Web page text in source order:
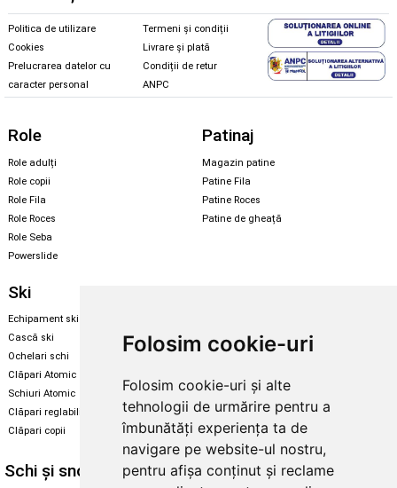
Folosim cookie-uri
Folosim cookie-uri și alte
tehnologii de urmărire pentru a
îmbunătăți experiența ta de
navigare pe website-ul nostru,
pentru afișa conținut și reclame
Politica de utilizare
Cookies
Prelucrarea datelor cu
caracter personal
Termeni și condiții
Livrare și plată
Condiții de retur
ANPC
Role
Role adulți
Role copii
Role Fila
Role Roces
Role Seba
Powerslide
Patinaj
Magazin patine
Patine Fila
Patine Roces
Patine de gheață
Ski
Echipament ski
Cască ski
Ochelari schi
Clăpari Atomic
Schiuri Atomic
Clăpari reglabili
Clăpari copii
Echipament snowboard
Skate & longboard
Santa Cruz
Enuff Skateboards
Schi și snowboard Diverse